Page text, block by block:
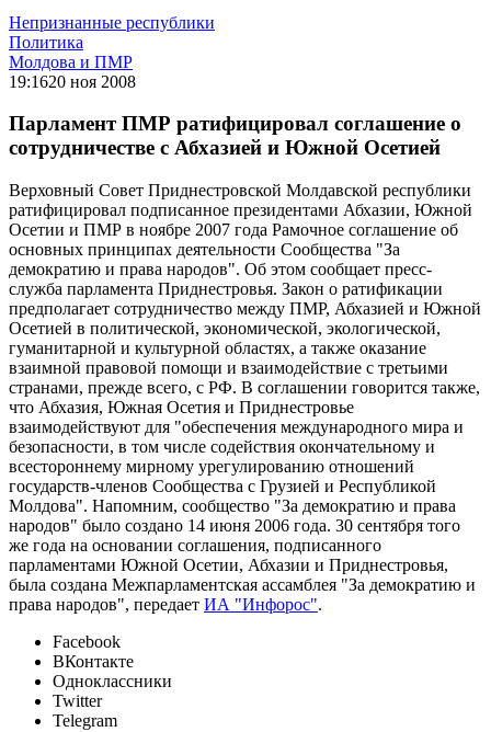
Непризнанные республики
Политика
Молдова и ПМР
19:1620 ноя 2008
Парламент ПМР ратифицировал соглашение о
сотрудничестве с Абхазией и Южной Осетией
Верховный Совет Приднестровской Молдавской республики
ратифицировал подписанное президентами Абхазии, Южной
Осетии и ПМР в ноябре 2007 года Рамочное соглашение об
основных принципах деятельности Сообщества "За
демократию и права народов". Об этом сообщает пресс-
служба парламента Приднестровья. Закон о ратификации
предполагает сотрудничество между ПМР, Абхазией и Южной
Осетией в политической, экономической, экологической,
гуманитарной и культурной областях, а также оказание
взаимной правовой помощи и взаимодействие с третьими
странами, прежде всего, с РФ. В соглашении говорится также,
что Абхазия, Южная Осетия и Приднестровье
взаимодействуют для "обеспечения международного мира и
безопасности, в том числе содействия окончательному и
всестороннему мирному урегулированию отношений
государств-членов Сообщества с Грузией и Республикой
Молдова". Напомним, сообщество "За демократию и права
народов" было создано 14 июня 2006 года. 30 сентября того
же года на основании соглашения, подписанного
парламентами Южной Осетии, Абхазии и Приднестровья,
была создана Межпарламентская ассамблея "За демократию и
права народов", передает ИА "Инфорос".
Facebook
ВКонтакте
Одноклассники
Twitter
Telegram